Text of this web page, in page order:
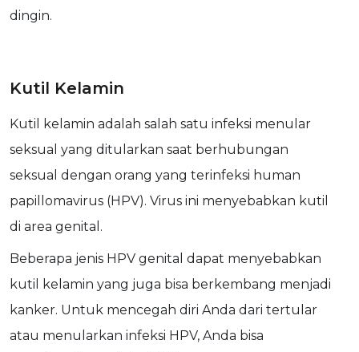
dingin.
Kutil Kelamin
Kutil kelamin adalah salah satu infeksi menular
seksual yang ditularkan saat berhubungan
seksual dengan orang yang terinfeksi human
papillomavirus (HPV). Virus ini menyebabkan kutil
di area genital.
Beberapa jenis HPV genital dapat menyebabkan
kutil kelamin yang juga bisa berkembang menjadi
kanker. Untuk mencegah diri Anda dari tertular
atau menularkan infeksi HPV, Anda bisa